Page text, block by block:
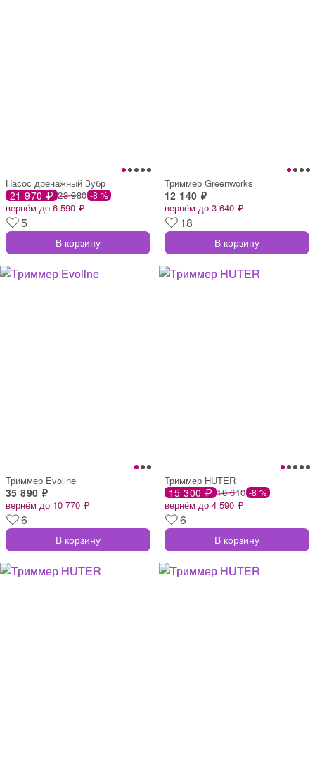
Насос дренажный Зубр
21 970 ₽ 23 980 -8 %
вернём до 6 590 ₽
5
В корзину
Триммер Greenworks
12 140 ₽
вернём до 3 640 ₽
18
В корзину
Триммер Evoline
35 890 ₽
вернём до 10 770 ₽
6
В корзину
Триммер HUTER
15 300 ₽ 16 610 -8 %
вернём до 4 590 ₽
6
В корзину